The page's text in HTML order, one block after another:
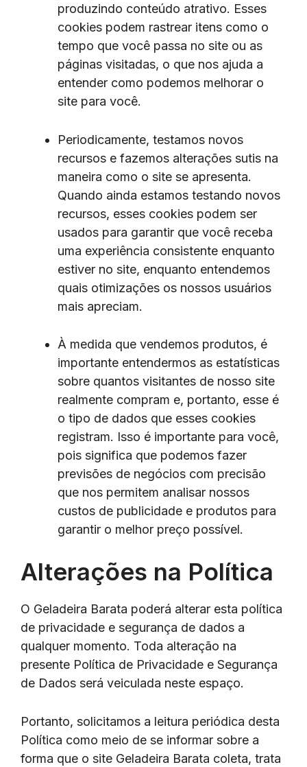
produzindo conteúdo atrativo. Esses
cookies podem rastrear itens como o
tempo que você passa no site ou as
páginas visitadas, o que nos ajuda a
entender como podemos melhorar o
site para você.
Periodicamente, testamos novos
recursos e fazemos alterações sutis na
maneira como o site se apresenta.
Quando ainda estamos testando novos
recursos, esses cookies podem ser
usados ​​para garantir que você receba
uma experiência consistente enquanto
estiver no site, enquanto entendemos
quais otimizações os nossos usuários
mais apreciam.
À medida que vendemos produtos, é
importante entendermos as estatísticas
sobre quantos visitantes de nosso site
realmente compram e, portanto, esse é
o tipo de dados que esses cookies
registram. Isso é importante para você,
pois significa que podemos fazer
previsões de negócios com precisão
que nos permitem analisar nossos
custos de publicidade e produtos para
garantir o melhor preço possível.
Alterações na Política
O Geladeira Barata poderá alterar esta política
de privacidade e segurança de dados a
qualquer momento. Toda alteração na
presente Política de Privacidade e Segurança
de Dados será veiculada neste espaço.
Portanto, solicitamos a leitura periódica desta
Política como meio de se informar sobre a
forma que o site Geladeira Barata coleta, trata